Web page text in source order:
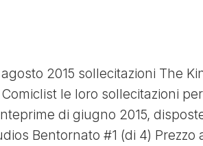
2015 sollecitazioni The
le loro sollecitazioni
di giugno 2015,
Bentornato #1 (di 4)